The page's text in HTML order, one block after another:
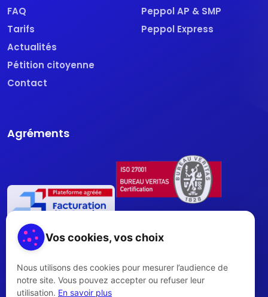
FAQ
Tarifs
Actualités
Pétition citoyenne
Contact
Peppol AP & SMP
Peppol Express
Agréments
Vos cookies, vos choix
Nous utilisons des cookies pour mesurer l’audience de
notre site. Vous pouvez accepter ou refuser leur
utilisation. En savoir plus